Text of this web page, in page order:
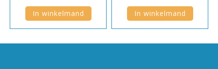
In winkelmand In winkelmand